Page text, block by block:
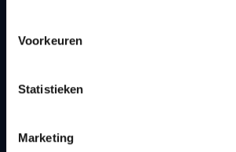
Voorkeuren
Statistieken
Marketing
How to get to the VUB campuses